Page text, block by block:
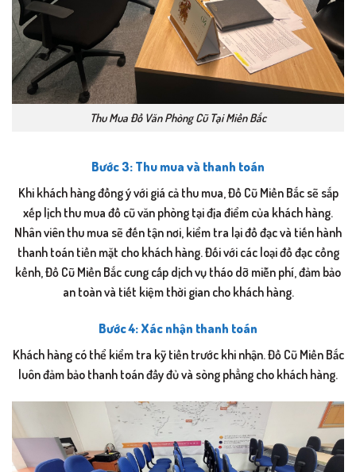
Thu Mua Đồ Văn Phòng Cũ Tại Miền Bắc
Bước 3: Thu mua và thanh toán
Khi khách hàng đồng ý với giá cả thu mua, Đồ Cũ Miền Bắc sẽ sắp
xếp lịch thu mua đồ cũ văn phòng tại địa điểm của khách hàng.
Nhân viên thu mua sẽ đến tận nơi, kiểm tra lại đồ đạc và tiến hành
thanh toán tiền mặt cho khách hàng. Đối với các loại đồ đạc cồng
kềnh, Đồ Cũ Miền Bắc cung cấp dịch vụ tháo dỡ miễn phí, đảm bảo
an toàn và tiết kiệm thời gian cho khách hàng.
Bước 4: Xác nhận thanh toán
Khách hàng có thể kiểm tra kỹ tiền trước khi nhận. Đồ Cũ Miền Bắc
luôn đảm bảo thanh toán đầy đủ và sòng phẳng cho khách hàng.